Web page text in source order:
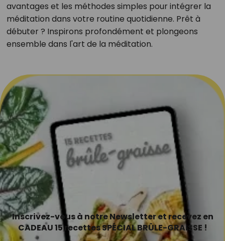
avantages et les méthodes simples pour intégrer la
méditation dans votre routine quotidienne. Prêt à
débuter ? Inspirons profondément et plongeons
ensemble dans l'art de la méditation.
Inscrivez-vous à notre Newsletter et recevez en
CADEAU 15 recettes SPÉCIAL BRÛLE-GRAISSE !